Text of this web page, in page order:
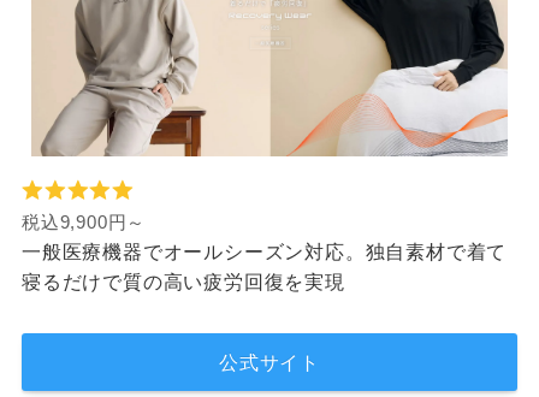
税込9,900円～
一般医療機器でオールシーズン対応。独自素材で着て
寝るだけで質の高い疲労回復を実現
公式サイト